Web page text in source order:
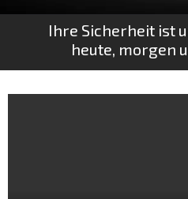
Ihre Sicherheit ist
heute, morgen